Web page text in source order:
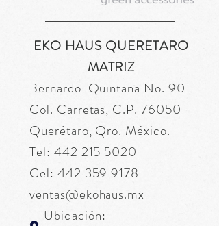
EKO HAUS QUERETARO
MATRIZ
Bernardo Quintana No. 90
Col. Carretas, C.P. 76050
Querétaro, Qro. México.
Tel: 442 215 5020
Cel: 442 359 9178
ventas@ekohaus.mx
Ubicación: